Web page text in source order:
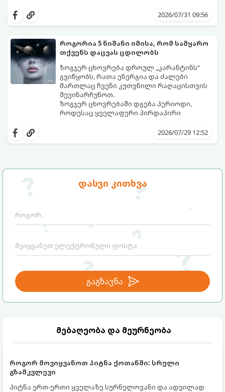
დასვი კითხვა
გაგზავნა
მებაღეობა და მეურნეობა
როგორ მოვიყვანოთ პიტნა ქოთანში: სრული
გზამკვლევი
პიტნა ერთ-ერთი ყველაზე სურნელოვანი და ადვილად
ზოდიაქოს 4 ნიშანს ფინანსური წარმატების
შორის, ვისაც აგვისტოში ფინანსური
2026/07/31 09:56
როგორია 5 ნიშანი იმისა, რომ სამყარო
თქვენს დაცვას ცდილობს
ზოგჯერ ცხოვრება დროულ „კარანტინს“
გვიწყობს, რათა ენერგია და ძალები
მართლაც ჩვენი კუთვნილი რაღაცისთვის
შევინარჩუნოთ.
ზოგჯერ ცხოვრებაში დგება პერიოდი,
როდესაც ყველაფერი პირდაპირი
იშლება მნიშვნელოვანი გარიგებები,
ასეთ მომენტებში ადვილია
ეზოთერიკასა და ფსიქოლოგიაში ეს
ფენომენი ხშირად სხვანაირად
რეალური, მაგრამ ჯერ კიდევ უხილავი
საფრთხისგან შორს მივყავართ.
მომხდარი მარცხი სასჯელი კი არა,
სამყაროს მცდელობაა:
2026/07/29 12:52